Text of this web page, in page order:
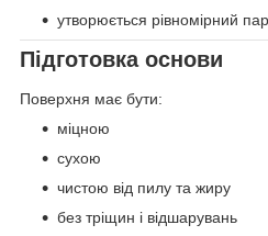
утворюється рівномірний
Підготовка основи
Поверхня має бути:
міцною
сухою
чистою від пилу та жиру
без тріщин і відшарувань